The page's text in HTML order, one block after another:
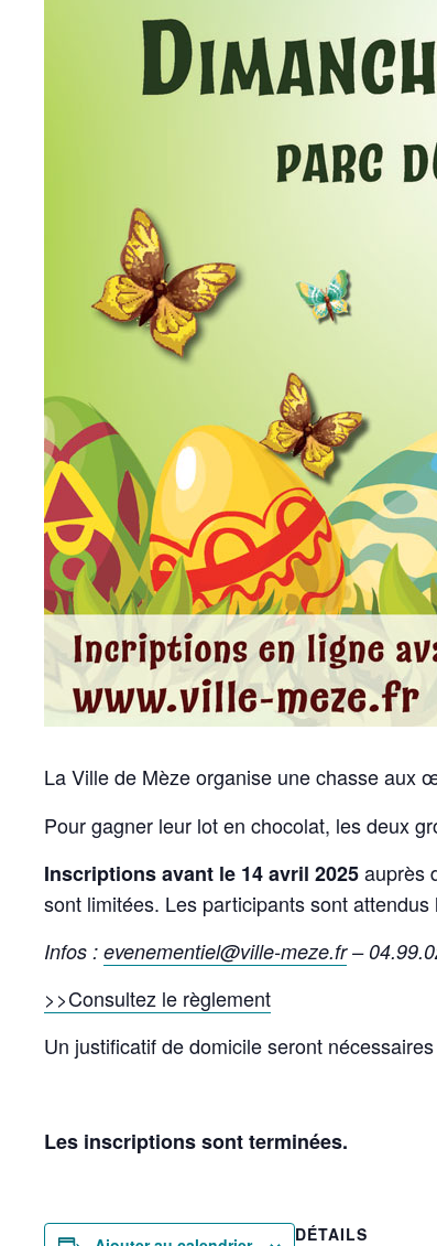
La Ville de Mèze organise une chasse aux
Pour gagner leur lot en chocolat, les deux
Inscriptions avant le 14 avril 2025auprès
sont limitées. Les participants sont
Infos : evenementiel@ville-meze.fr–
>>Consultez le règlement
Un justificatif de domicile seront
Les inscriptions sont terminées.
DÉTAILS